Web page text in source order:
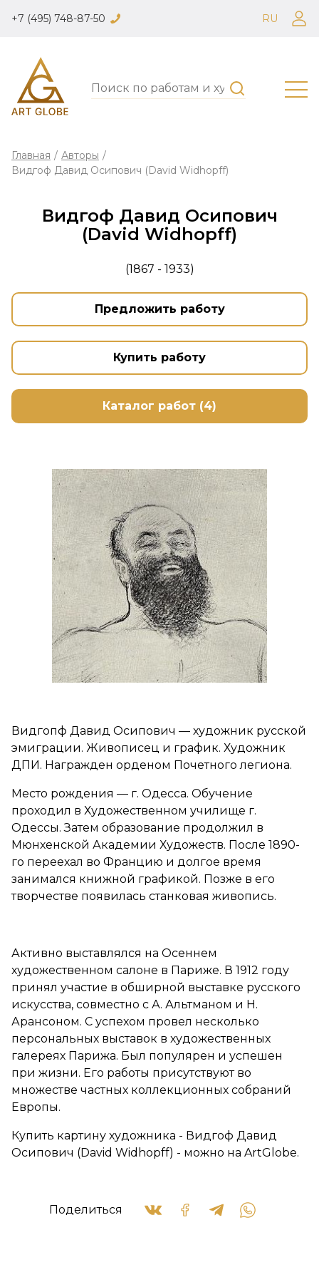
+7 (495) 748-87-50 RU
Главная / Авторы /
Видгоф Давид Осипович (David Widhopff)
Видгоф Давид Осипович
(David Widhopff)
(1867 - 1933)
Предложить работу
Купить работу
Каталог работ (4)
Видгопф Давид Осипович — художник русской
эмиграции. Живописец и график. Художник
ДПИ. Награжден орденом Почетного легиона.
Место рождения — г. Одесса. Обучение
проходил в Художественном училище г.
Одессы. Затем образование продолжил в
Мюнхенской Академии Художеств. После 1890-
го переехал во Францию и долгое время
занимался книжной графикой. Позже в его
творчестве появилась станковая живопись.
Активно выставлялся на Осеннем
художественном салоне в Париже. В 1912 году
принял участие в обширной выставке русского
искусства, совместно с А. Альтманом и Н.
Арансоном. С успехом провел несколько
персональных выставок в художественных
галереях Парижа. Был популярен и успешен
при жизни. Его работы присутствуют во
множестве частных коллекционных собраний
Европы.
Купить картину художника - Видгоф Давид
Осипович (David Widhopff) - можно на ArtGlobe.
Поделиться